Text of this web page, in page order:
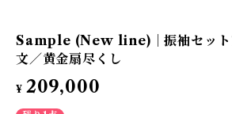
Sample (New line)｜振袖セット
文／黄金扇尽くし
¥ 209,000